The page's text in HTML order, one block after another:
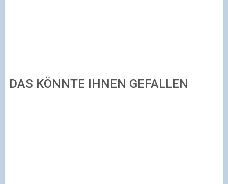
DAS KÖNNTE IHNEN GEFALLEN